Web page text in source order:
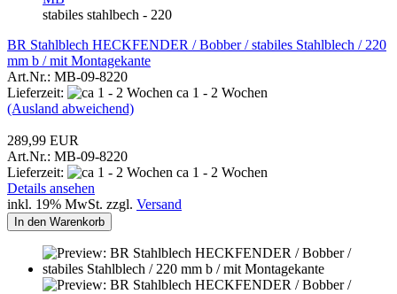
stabiles stahlbech - 220
BR Stahlblech HECKFENDER / Bobber / stabiles Stahlblech / 220
mm b / mit Montagekante
Art.Nr.: MB-09-8220
Lieferzeit:
ca 1 - 2 Wochen
(Ausland abweichend)
289,99 EUR
Art.Nr.: MB-09-8220
Lieferzeit:
ca 1 - 2 Wochen
Details ansehen
inkl. 19% MwSt. zzgl. Versand
In den Warenkorb